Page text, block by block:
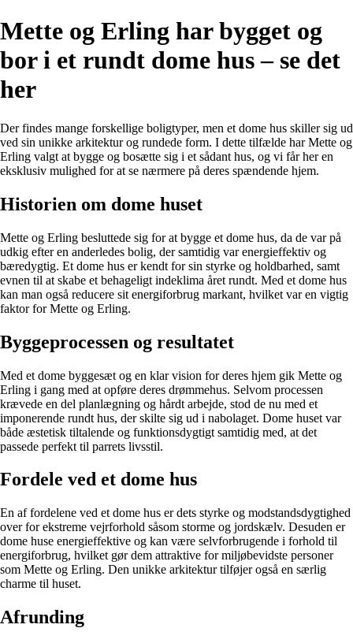
Mette og Erling har bygget og
bor i et rundt dome hus – se det
her
Der findes mange forskellige boligtyper, men et dome hus skiller sig ud
ved sin unikke arkitektur og rundede form. I dette tilfælde har Mette og
Erling valgt at bygge og bosætte sig i et sådant hus, og vi får her en
eksklusiv mulighed for at se nærmere på deres spændende hjem.
Historien om dome huset
Mette og Erling besluttede sig for at bygge et dome hus, da de var på
udkig efter en anderledes bolig, der samtidig var energieffektiv og
bæredygtig. Et dome hus er kendt for sin styrke og holdbarhed, samt
evnen til at skabe et behageligt indeklima året rundt. Med et dome hus
kan man også reducere sit energiforbrug markant, hvilket var en vigtig
faktor for Mette og Erling.
Byggeprocessen og resultatet
Med et dome byggesæt og en klar vision for deres hjem gik Mette og
Erling i gang med at opføre deres drømmehus. Selvom processen
krævede en del planlægning og hårdt arbejde, stod de nu med et
imponerende rundt hus, der skilte sig ud i nabolaget. Dome huset var
både æstetisk tiltalende og funktionsdygtigt samtidig med, at det
passede perfekt til parrets livsstil.
Fordele ved et dome hus
En af fordelene ved et dome hus er dets styrke og modstandsdygtighed
over for ekstreme vejrforhold såsom storme og jordskælv. Desuden er
dome huse energieffektive og kan være selvforbrugende i forhold til
energiforbrug, hvilket gør dem attraktive for miljøbevidste personer
som Mette og Erling. Den unikke arkitektur tilføjer også en særlig
charme til huset.
Afrunding